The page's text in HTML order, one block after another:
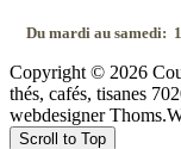
Du mardi au samedi:
Copyright © 2026
thés, cafés, tisanes
webdesigner
Scroll to Top